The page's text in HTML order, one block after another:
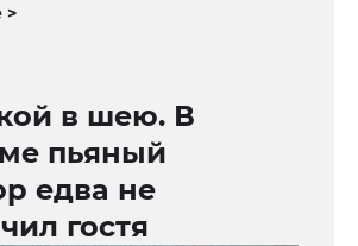
>
в шею. В
пьяный
едва не
гостя